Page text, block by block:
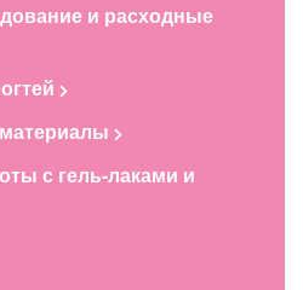
и расходные
с гель-лаками и